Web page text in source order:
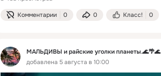
Комментарии 0 0 Класс! 0
МАЛЬДИВЫ и райские уголки планеты.🌊🌴🌊
добавлена 5 августа в 10:00